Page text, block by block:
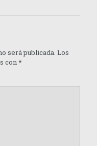
será publicada. Los
con*